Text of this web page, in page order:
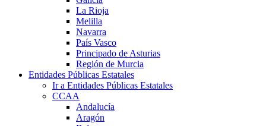
La Rioja
Melilla
Navarra
País Vasco
Principado de Asturias
Región de Murcia
Entidades Públicas Estatales
Ir a Entidades Públicas Estatales
CCAA
Andalucía
Aragón